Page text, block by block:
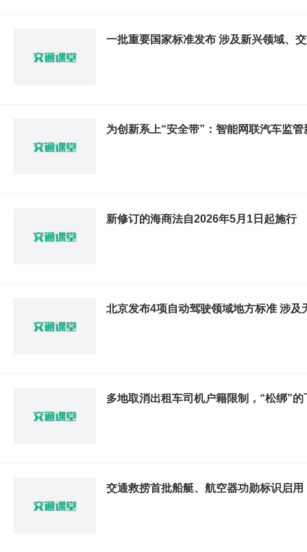
一批重要国家标准发布 涉及新兴领域、
为创新系上“安全带”：智能网联汽车监
新修订的海商法自2026年5月1日起施行
北京发布4项自动驾驶领域地方标准 涉及
多地取消出租车司机户籍限制，“松绑”
交通救捞首批船艇、航空器功勋标识启用